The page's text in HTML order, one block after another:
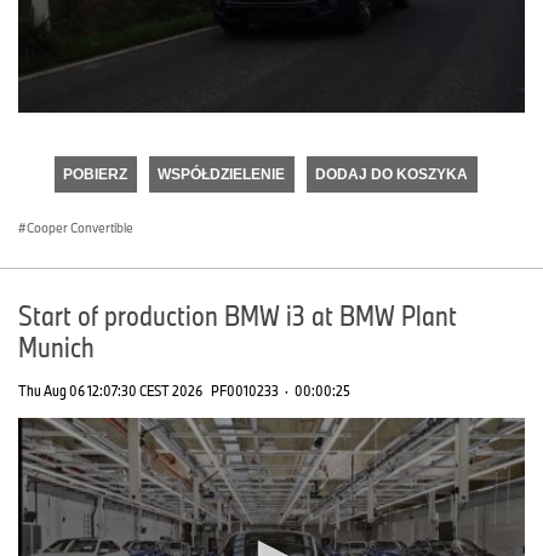
seconds
POBIERZ WSPÓŁDZIELENIE DODAJ DO KOSZYKA
Cooper Convertible
Start of production BMW i3 at BMW Plant
Munich
Thu Aug 06 12:07:30 CEST 2026 PF0010233 · 00:00:25